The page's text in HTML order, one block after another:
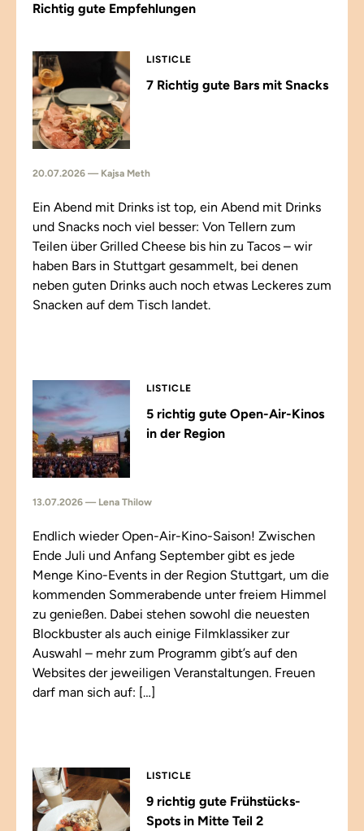
Richtig gute Empfehlungen
LISTICLE
7 Richtig gute Bars mit Snacks
20.07.2026 — Kajsa Meth
Ein Abend mit Drinks ist top, ein Abend mit Drinks
und Snacks noch viel besser: Von Tellern zum
Teilen über Grilled Cheese bis hin zu Tacos – wir
haben Bars in Stuttgart gesammelt, bei denen
neben guten Drinks auch noch etwas Leckeres zum
Snacken auf dem Tisch landet.
LISTICLE
5 richtig gute Open-Air-Kinos
in der Region
13.07.2026 — Lena Thilow
Endlich wieder Open-Air-Kino-Saison! Zwischen
Ende Juli und Anfang September gibt es jede
Menge Kino-Events in der Region Stuttgart, um die
kommenden Sommerabende unter freiem Himmel
zu genießen. Dabei stehen sowohl die neuesten
Blockbuster als auch einige Filmklassiker zur
Auswahl – mehr zum Programm gibt’s auf den
Websites der jeweiligen Veranstaltungen. Freuen
darf man sich auf: […]
LISTICLE
9 richtig gute Frühstücks-
Spots in Mitte Teil 2